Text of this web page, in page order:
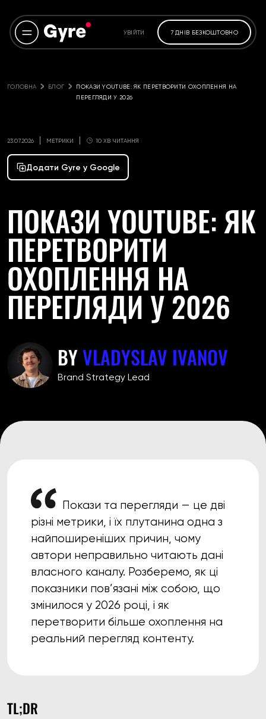
УВІЙТИ 7 ДНІВ БЕЗКОШТОВНО
ГОЛОВНА БЛОГ
ПОКАЗИ YOUTUBE: ЯК ПЕРЕТВОРИТИ ОХОПЛЕННЯ НА
ПЕРЕГЛЯДИ У 2026
23.07.2026 МЕТРИКИ 10 ХВ ЧИТАННЯ
Додати Gyre у Google
ПОКАЗИ YOUTUBE: ЯК
ПЕРЕТВОРИТИ
ОХОПЛЕННЯ НА
ПЕРЕГЛЯДИ У 2026
BYVLADYSLAV IVANOV
Brand Strategy Lead
Покази та перегляди — це дві
різні метрики, і їх плутанина одна з
найпоширеніших причин, чому
автори неправильно читають дані
власного каналу. Розберемо, як ці
показники пов’язані між собою, що
змінилося у 2026 році, і як
перетворити більше охоплення на
реальний перегляд контенту.
TL;DR